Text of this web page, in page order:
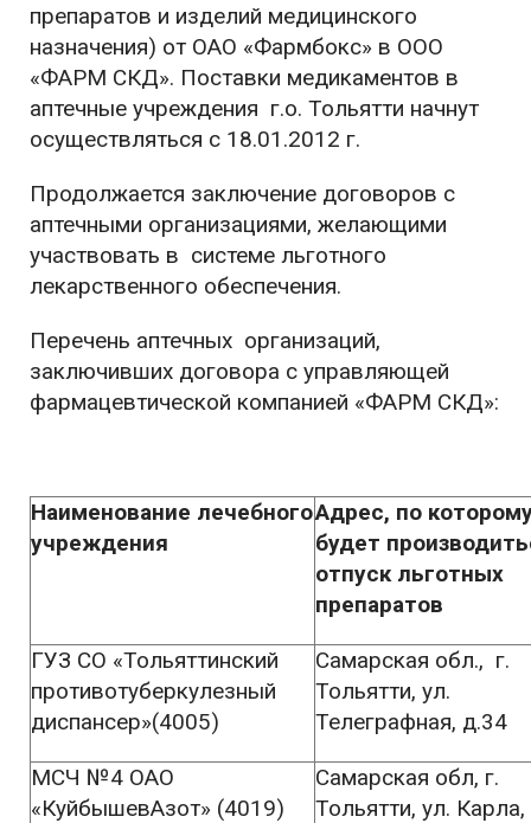
препаратов и изделий медицинского
назначения) от ОАО «Фармбокс» в ООО
«ФАРМ СКД». Поставки медикаментов в
аптечные учреждения г.о. Тольятти начнут
осуществляться с 18.01.2012 г.
Продолжается заключение договоров с
аптечными организациями, желающими
участвовать в системе льготного
лекарственного обеспечения.
Перечень аптечных организаций,
заключивших договора с управляющей
фармацевтической компанией «ФАРМ СКД»:
Наименование лечебного
учреждения
Адрес, по
будет
отпуск льготных
препаратов
ГУЗ СО «Тольяттинский
противотуберкулезный
диспансер»(4005)
Самарская обл., г.
Тольятти, ул.
Телеграфная, д.34
МСЧ №4 ОАО
«КуйбышевАзот» (4019)
Самарская обл, г.
Тольятти, ул. Карла,